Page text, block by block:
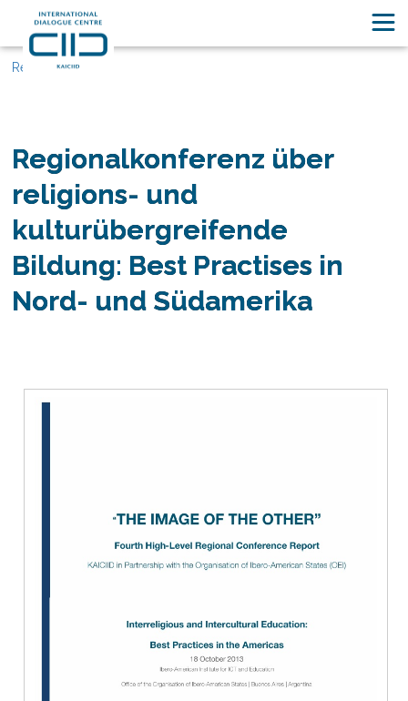
Ressourcen
Regionalkonferenz über
religions- und
kulturübergreifende
Bildung: Best Practises in
Nord- und Südamerika